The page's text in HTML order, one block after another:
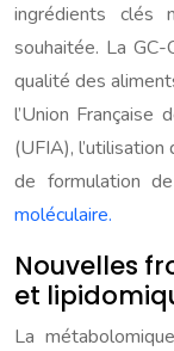
ingrédients clés
souhaitée. La
qualité des
l’Union
(UFIA),
de formulation
moléculaire.
Nouvelles
et
La